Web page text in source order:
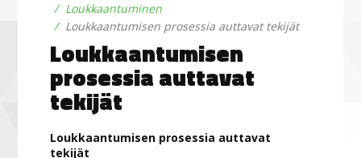
Loukkaantuminen
Loukkaantumisen prosessia auttavat tekijät
Loukkaantumisen
prosessia auttavat
tekijät
Loukkaantumisen prosessia auttavat
tekijät